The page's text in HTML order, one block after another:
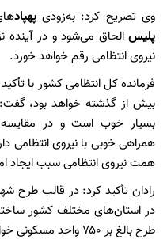
وی تصریح کرد: به‌زودیپهپادهای
پلیسالحاق می‌شود و در آینده
نیروی انتظامی رقم خواهد خورد.
فرمانده کل انتظامی کشور با
بیش از گذشته خواهد بود،
بسیار خوب است و در مقایسه
همراهی خوبی با نیروی انتظامی
همت نیروی انتظامی سبب ایجاد
رادان تأکید کرد: در قالب طرح
در استان‌های مختلف کشور
طرح بالغ بر ۷۵۰ واحد مسکونی خواهد بود.